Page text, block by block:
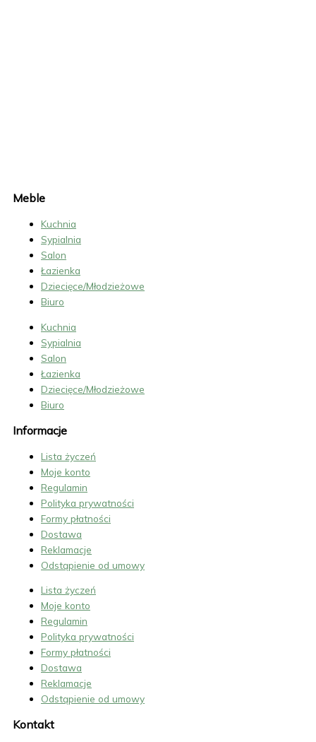
Meble
Kuchnia
Sypialnia
Salon
Łazienka
Dziecięce/Młodzieżowe
Biuro
Kuchnia
Sypialnia
Salon
Łazienka
Dziecięce/Młodzieżowe
Biuro
Informacje
Lista życzeń
Moje konto
Regulamin
Polityka prywatności
Formy płatności
Dostawa
Reklamacje
Odstąpienie od umowy
Lista życzeń
Moje konto
Regulamin
Polityka prywatności
Formy płatności
Dostawa
Reklamacje
Odstąpienie od umowy
Kontakt